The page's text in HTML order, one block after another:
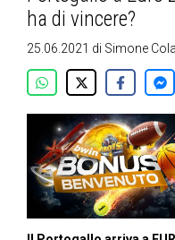
ha di vincere?
25.06.2021 di Simone Cola